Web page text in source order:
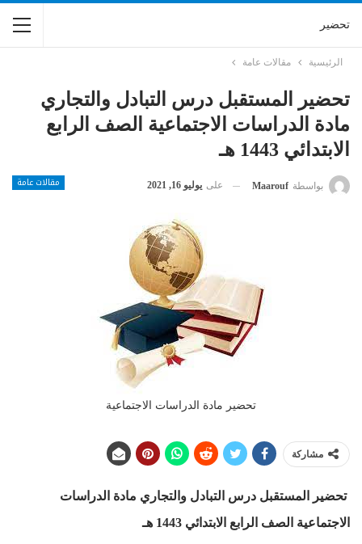
تحضير
الرئيسية مقالات عامة
تحضير المستقبل درس التبادل والتجاري
مادة الدراسات الاجتماعية الصف الرابع
الابتدائي 1443 هـ
مقالات عامة بواسطة Maarouf على يوليو 16, 2021
تحضير مادة الدراسات الاجتماعية
مشاركة
تحضير المستقبل درس التبادل والتجاري مادة الدراسات
الاجتماعية الصف الرابع الابتدائي 1443 هـ